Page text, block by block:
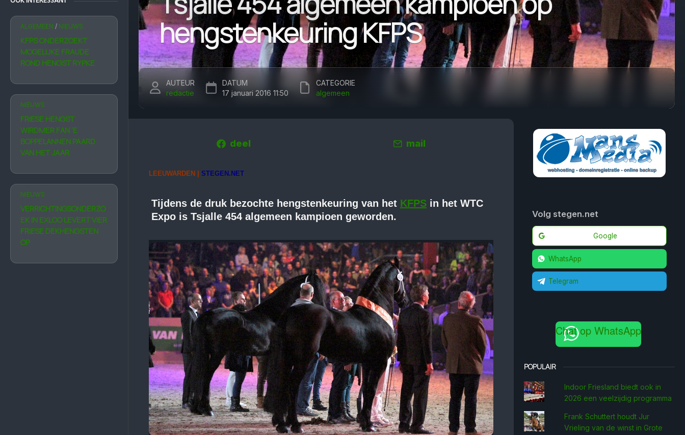
ALGEMEEN / NIEUWS
KFPS ONDERZOEKT
MOGELIJKE FRAUDE
ROND HENGST RYPKE
NIEUWS
FRIESE HENGST
WIRDMER FAN ‘E
BOPPELANNEN PAARD
VAN HET JAAR
NIEUWS
VERRICHTINGSONDERZO
EK IN EXLOO LEVERT VIER
FRIESE DEKHENGSTEN
OP
hengstenkeuring KFPS
AUTEUR
redactie
DATUM
17 januari 2016 11:50
CATEGORIE
algemeen
deel mail
LEEUWARDEN | STEGEN.NET
Tijdens de druk bezochte hengstenkeuring van het KFPS in het WTC
Expo is Tsjalle 454 algemeen kampioen geworden.
Volg stegen.net
Google
WhatsApp
Telegram
Chat op WhatsApp
POPULAIR
Indoor Friesland biedt ook in
2026 een veelzijdig programma
Frank Schuttert houdt Jur
Vrieling van de winst in Grote